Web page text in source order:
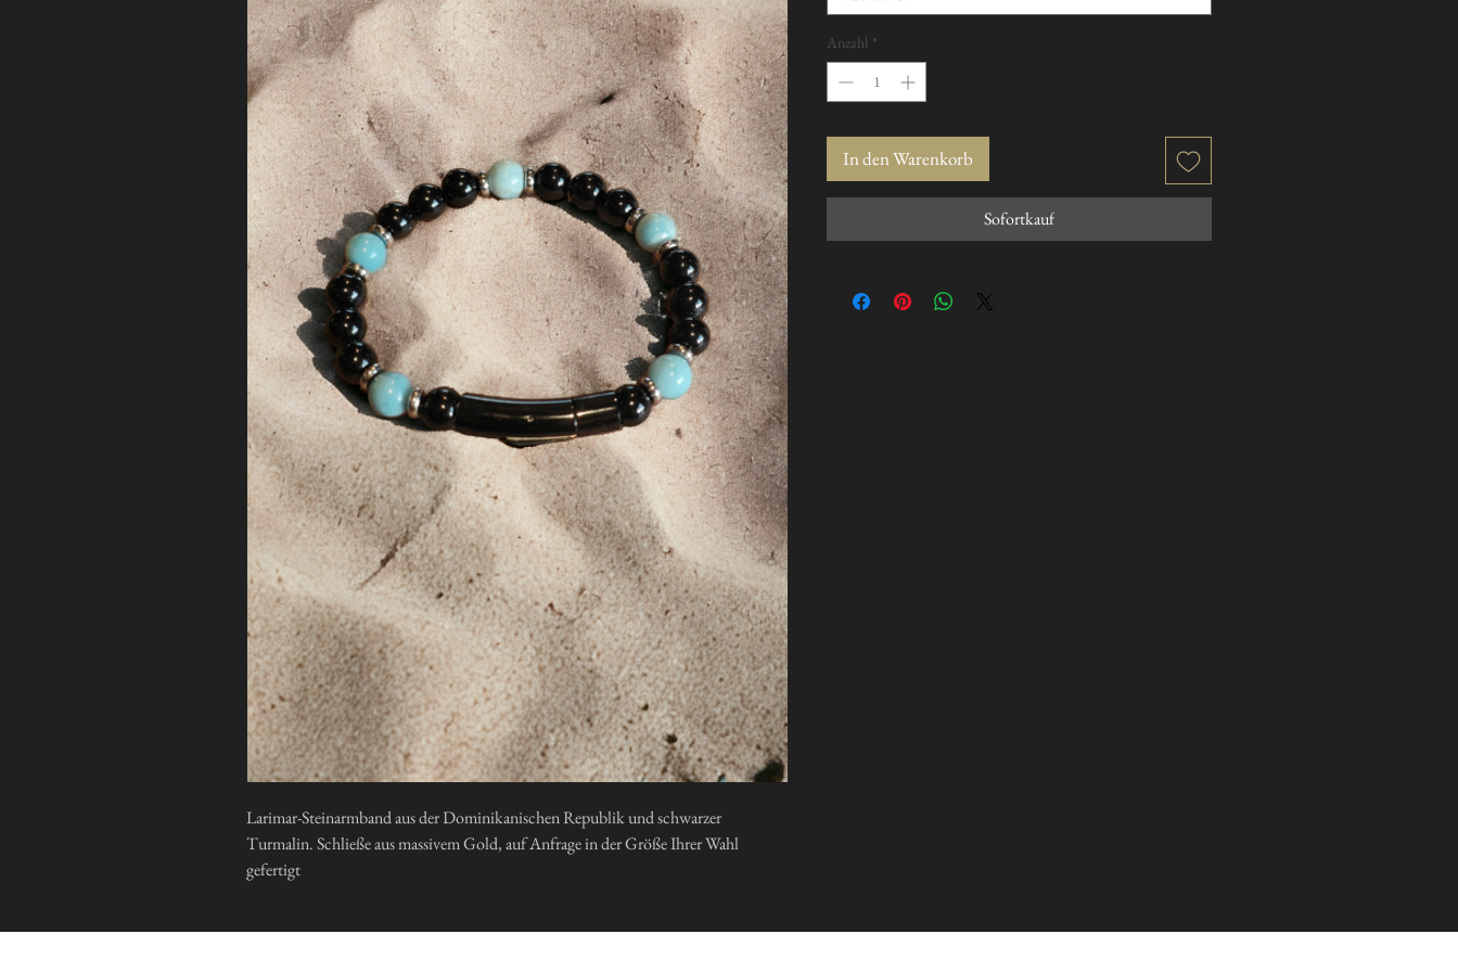
Larimar-Steinarmband aus der Dominikanischen Republik und schwarzer
Turmalin. Schließe aus massivem Gold, auf Anfrage in der Größe Ihrer Wahl
gefertigt
Anzahl *
In den Warenkorb
Sofortkauf